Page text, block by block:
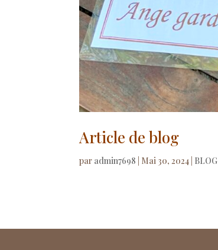
Article de blog
par admin7698 Mai 30, 2024 BLOG